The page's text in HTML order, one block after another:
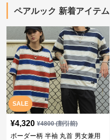
ペアルック 新着アイテム
SALE
¥4,320 ¥4800(割引前)
ボーダー柄 半袖 丸首 男女兼用